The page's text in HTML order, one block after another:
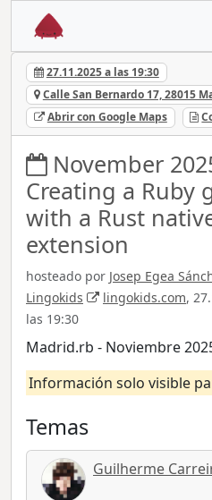
27.11.2025 a las 19:30
Calle San Bernardo 17, 28015
Abrir con Google Maps
November
Creating a Ruby
with a Rust
extension
hosteado por Josep Egea
Lingokids
lingokids.com,
las 19:30
Madrid.rb - Noviembre
Información solo visible
Temas
Guilherme